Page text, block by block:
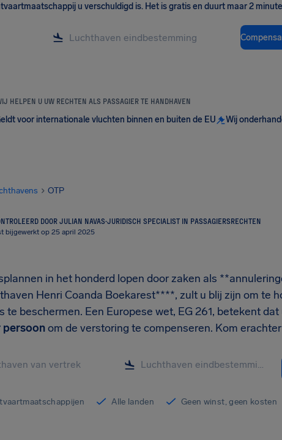
u verschuldigd is. Het is gratis en duurt maar 2
HELPEN U UW RECHTEN ALS PASSAGIER TE HANDHAVEN
voor internationale vluchten binnen en buiten de EU Wij
OTP
DOOR JULIAN NAVAS·JURIDISCH SPECIALIST IN PASSAGIERSRECHTEN
bijgewerkt op 25 april 2025
in het honderd lopen door zaken als
Henri Coanda Boekarest****, zult u blij zijn om te
te beschermen. Een Europese wet, EG 261, betekent
persoonom de verstoring te compenseren. Kom
Alle landen Geen winst, geen kosten